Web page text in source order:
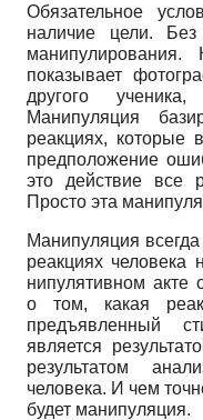
Обязательное
наличие цели.
показывает
другого
Манипуляция
реакциях, которые
предположение
это действие все
Просто эта
Манипуляция
реакциях
нипулятивном акте
о том, какая
предъявленный
является
результатом
человека. И чем
будет манипуляция.